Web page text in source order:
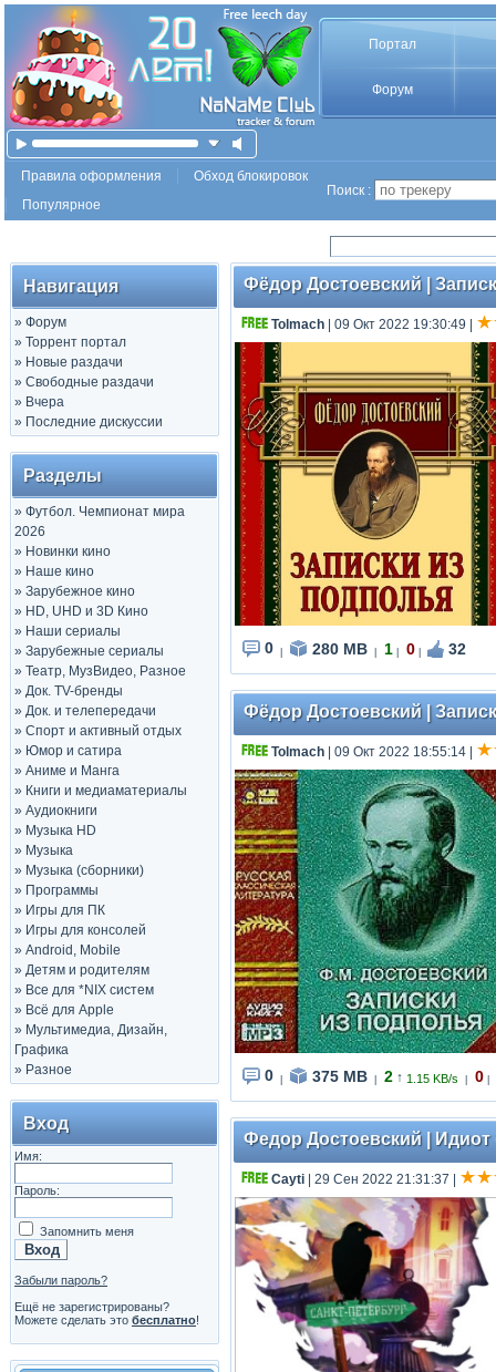
Портал
Форум
Правила оформления
Обход блокировок
Популярное
Поиск :
Навигация
» Форум
» Торрент портал
» Новые раздачи
» Свободные раздачи
» Вчера
» Последние дискуссии
Разделы
» Футбол. Чемпионат мира
2026
» Новинки кино
» Наше кино
» Зарубежное кино
» HD, UHD и 3D Кино
» Наши сериалы
» Зарубежные сериалы
» Театр, МузВидео, Разное
» Док. TV-бренды
» Док. и телепередачи
» Спорт и активный отдых
» Юмор и сатира
» Аниме и Манга
» Книги и медиаматериалы
» Аудиокниги
» Музыка HD
» Музыка
» Музыка (сборники)
» Программы
» Игры для ПК
» Игры для консолей
» Android, Mobile
» Детям и родителям
» Все для *NIX систем
» Всё для Apple
» Мультимедиа, Дизайн,
Графика
» Разное
Вход
Имя:
Пароль:
Запомнить меня
Забыли пароль?
Ещё не зарегистрированы?
Можете сделать это бесплатно!
Фёдор Достоевский |
Tolmach | 09 Окт 2022 19:30:49
0 280 MB 1 0 32
Фёдор Достоевский |
Tolmach | 09 Окт 2022 18:55:14
0 375 MB 2 ↑ 1.15 KB/s 0
Федор Достоевский | Идиот
Cayti | 29 Сен 2022 21:31:37